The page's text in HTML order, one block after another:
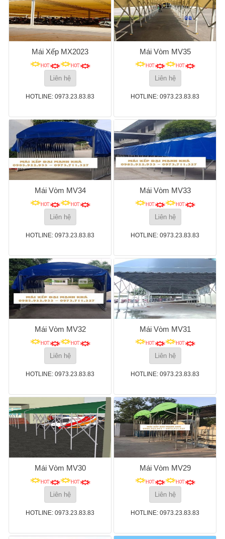
Mái Xếp MX2023
Liên hệ
HOTLINE: 0973.23.83.83
Mái Vòm MV35
Liên hệ
HOTLINE: 0973.23.83.83
Mái Vòm MV34
Liên hệ
HOTLINE: 0973.23.83.83
Mái Vòm MV33
Liên hệ
HOTLINE: 0973.23.83.83
Mái Vòm MV32
Liên hệ
HOTLINE: 0973.23.83.83
Mái Vòm MV31
Liên hệ
HOTLINE: 0973.23.83.83
Mái Vòm MV30
Liên hệ
HOTLINE: 0973.23.83.83
Mái Vòm MV29
Liên hệ
HOTLINE: 0973.23.83.83